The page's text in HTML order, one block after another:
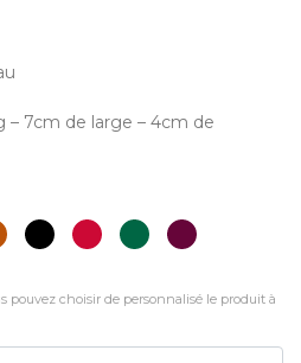
– 7cm de large – 4cm de
pouvez choisir de personnalisé le produit à